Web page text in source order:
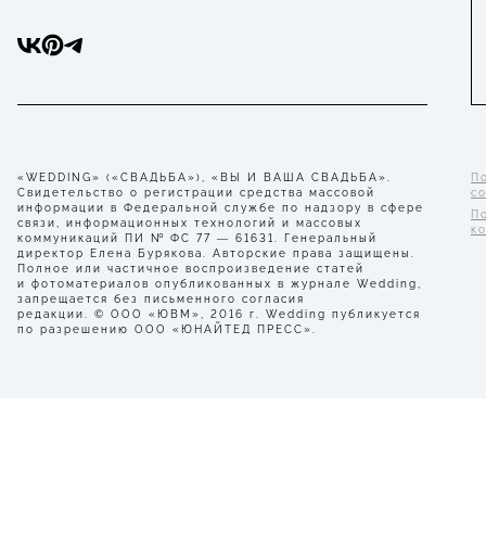
«WEDDING» («СВАДЬБА»), «ВЫ И ВАША СВАДЬБА».
Свидетельство о регистрации средства массовой
информации в Федеральной службе по надзору в сфере
связи, информационных технологий и массовых
коммуникаций ПИ № ФС 77 — 61631. Генеральный
директор Елена Бурякова. Авторские права защищены.
Полное или частичное воспроизведение статей
и фотоматериалов опубликованных в журнале Wedding,
запрещается без письменного согласия
редакции. © ООО «ЮВМ», 2016 г. Wedding публикуется
по разрешению ООО «ЮНАЙТЕД ПРЕСС».